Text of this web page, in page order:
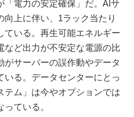
「電力の安定確保」だ。AIサ
上に伴い、1ラック当たり
ている。再生可能エネルギー
など出力が不安定な電源の比
サーバーの誤作動やデータ
る。データセンターにとっ
テム」は今やオプションでは
ている。